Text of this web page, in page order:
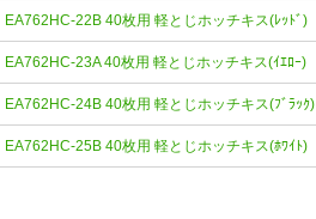
EA762HC-22B 40枚用 軽とじホッチキス(ﾚｯﾄﾞ)
EA762HC-23A 40枚用 軽とじホッチキス(ｲｴﾛｰ)
EA762HC-24B 40枚用 軽とじホッチキス(ﾌﾞﾗｯｸ)
EA762HC-25B 40枚用 軽とじホッチキス(ﾎﾜｲﾄ)